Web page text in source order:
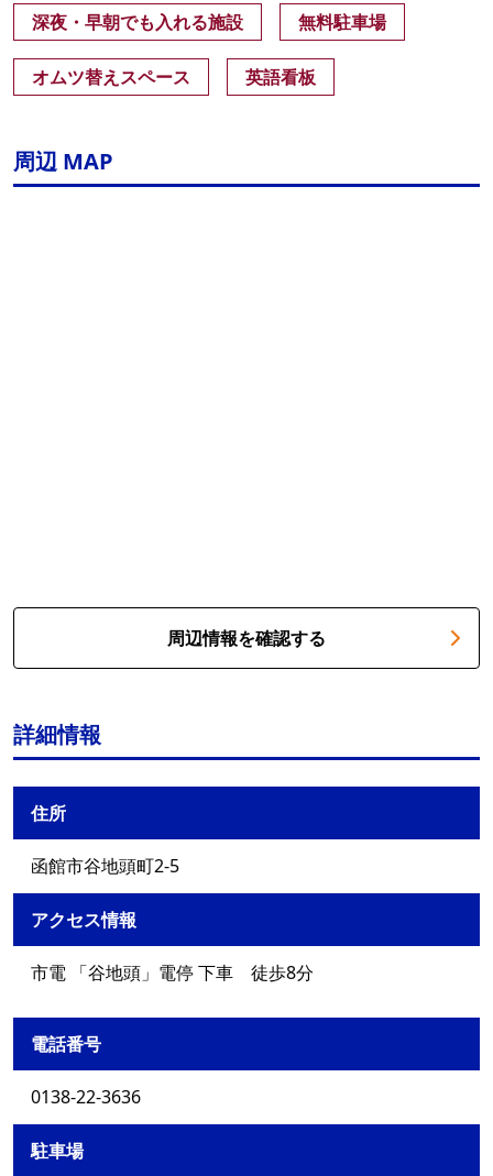
深夜・早朝でも入れる施設 無料駐車場
オムツ替えスペース 英語看板
周辺 MAP
周辺情報を確認する
詳細情報
住所
函館市谷地頭町2-5
アクセス情報
市電 「谷地頭」電停 下車 徒歩8分
電話番号
0138-22-3636
駐車場